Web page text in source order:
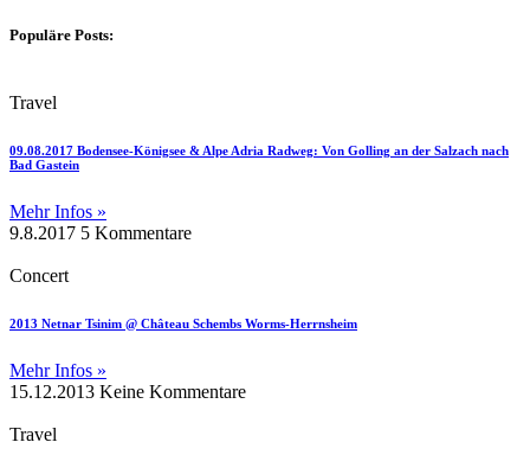
Populäre Posts:
Travel
09.08.2017 Bodensee-Königsee & Alpe Adria Radweg: Von Golling an der Salzach nach
Bad Gastein
Mehr Infos »
9.8.2017 5 Kommentare
Concert
2013 Netnar Tsinim @ Château Schembs Worms-Herrnsheim
Mehr Infos »
15.12.2013 Keine Kommentare
Travel